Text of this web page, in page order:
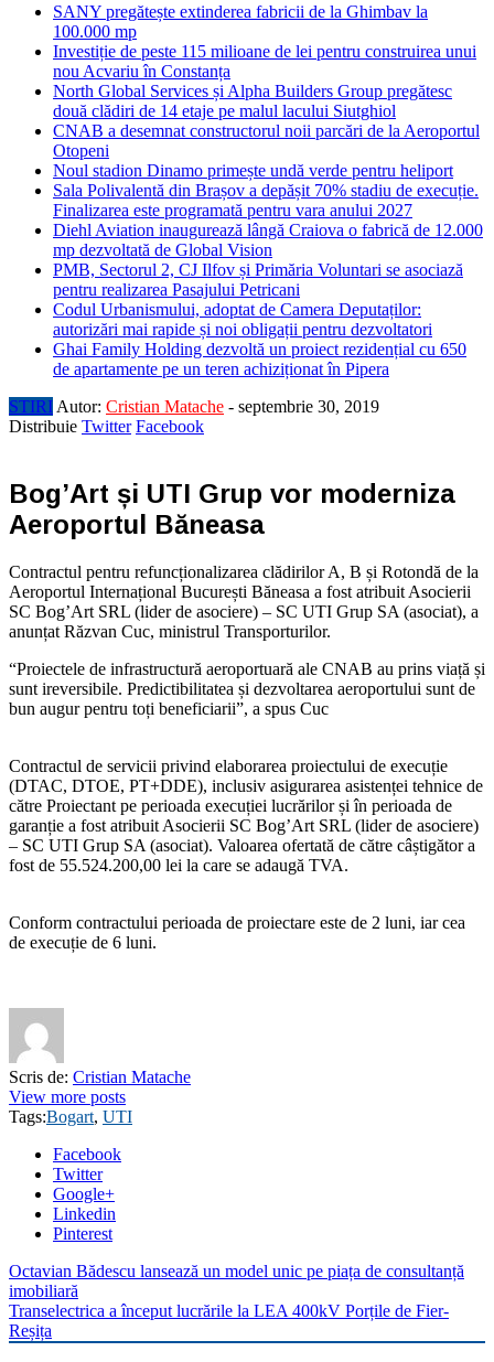
SANY pregătește extinderea fabricii de la Ghimbav la
100.000 mp
Investiție de peste 115 milioane de lei pentru construirea unui
nou Acvariu în Constanța
North Global Services și Alpha Builders Group pregătesc
două clădiri de 14 etaje pe malul lacului Siutghiol
CNAB a desemnat constructorul noii parcări de la Aeroportul
Otopeni
Noul stadion Dinamo primește undă verde pentru heliport
Sala Polivalentă din Brașov a depășit 70% stadiu de execuție.
Finalizarea este programată pentru vara anului 2027
Diehl Aviation inaugurează lângă Craiova o fabrică de 12.000
mp dezvoltată de Global Vision
PMB, Sectorul 2, CJ Ilfov și Primăria Voluntari se asociază
pentru realizarea Pasajului Petricani
Codul Urbanismului, adoptat de Camera Deputaților:
autorizări mai rapide și noi obligații pentru dezvoltatori
Ghai Family Holding dezvoltă un proiect rezidențial cu 650
de apartamente pe un teren achiziționat în Pipera
STIRI Autor: Cristian Matache - septembrie 30, 2019
Distribuie Twitter Facebook
Bog’Art și UTI Grup vor moderniza
Aeroportul Băneasa
Contractul pentru refuncționalizarea clădirilor A, B și Rotondă de la
Aeroportul Internațional București Băneasa a fost atribuit Asocierii
SC Bog’Art SRL (lider de asociere) – SC UTI Grup SA (asociat), a
anunțat Răzvan Cuc, ministrul Transporturilor.
“Proiectele de infrastructură aeroportuară ale CNAB au prins viață și
sunt ireversibile. Predictibilitatea și dezvoltarea aeroportului sunt de
bun augur pentru toți beneficiarii”, a spus Cuc
Contractul de servicii privind elaborarea proiectului de execuție
(DTAC, DTOE, PT+DDE), inclusiv asigurarea asistenței tehnice de
către Proiectant pe perioada execuției lucrărilor și în perioada de
garanție a fost atribuit Asocierii SC Bog’Art SRL (lider de asociere)
– SC UTI Grup SA (asociat). Valoarea ofertată de către câștigător a
fost de 55.524.200,00 lei la care se adaugă TVA.
Conform contractului perioada de proiectare este de 2 luni, iar cea
de execuție de 6 luni.
Scris de: Cristian Matache
View more posts
Tags:Bogart, UTI
Facebook
Twitter
Google+
Linkedin
Pinterest
Octavian Bădescu lansează un model unic pe piața de consultanță
imobiliară
Transelectrica a început lucrările la LEA 400kV Porțile de Fier-
Reșița